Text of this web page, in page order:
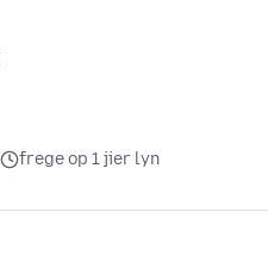
frege op 1 jier lyn